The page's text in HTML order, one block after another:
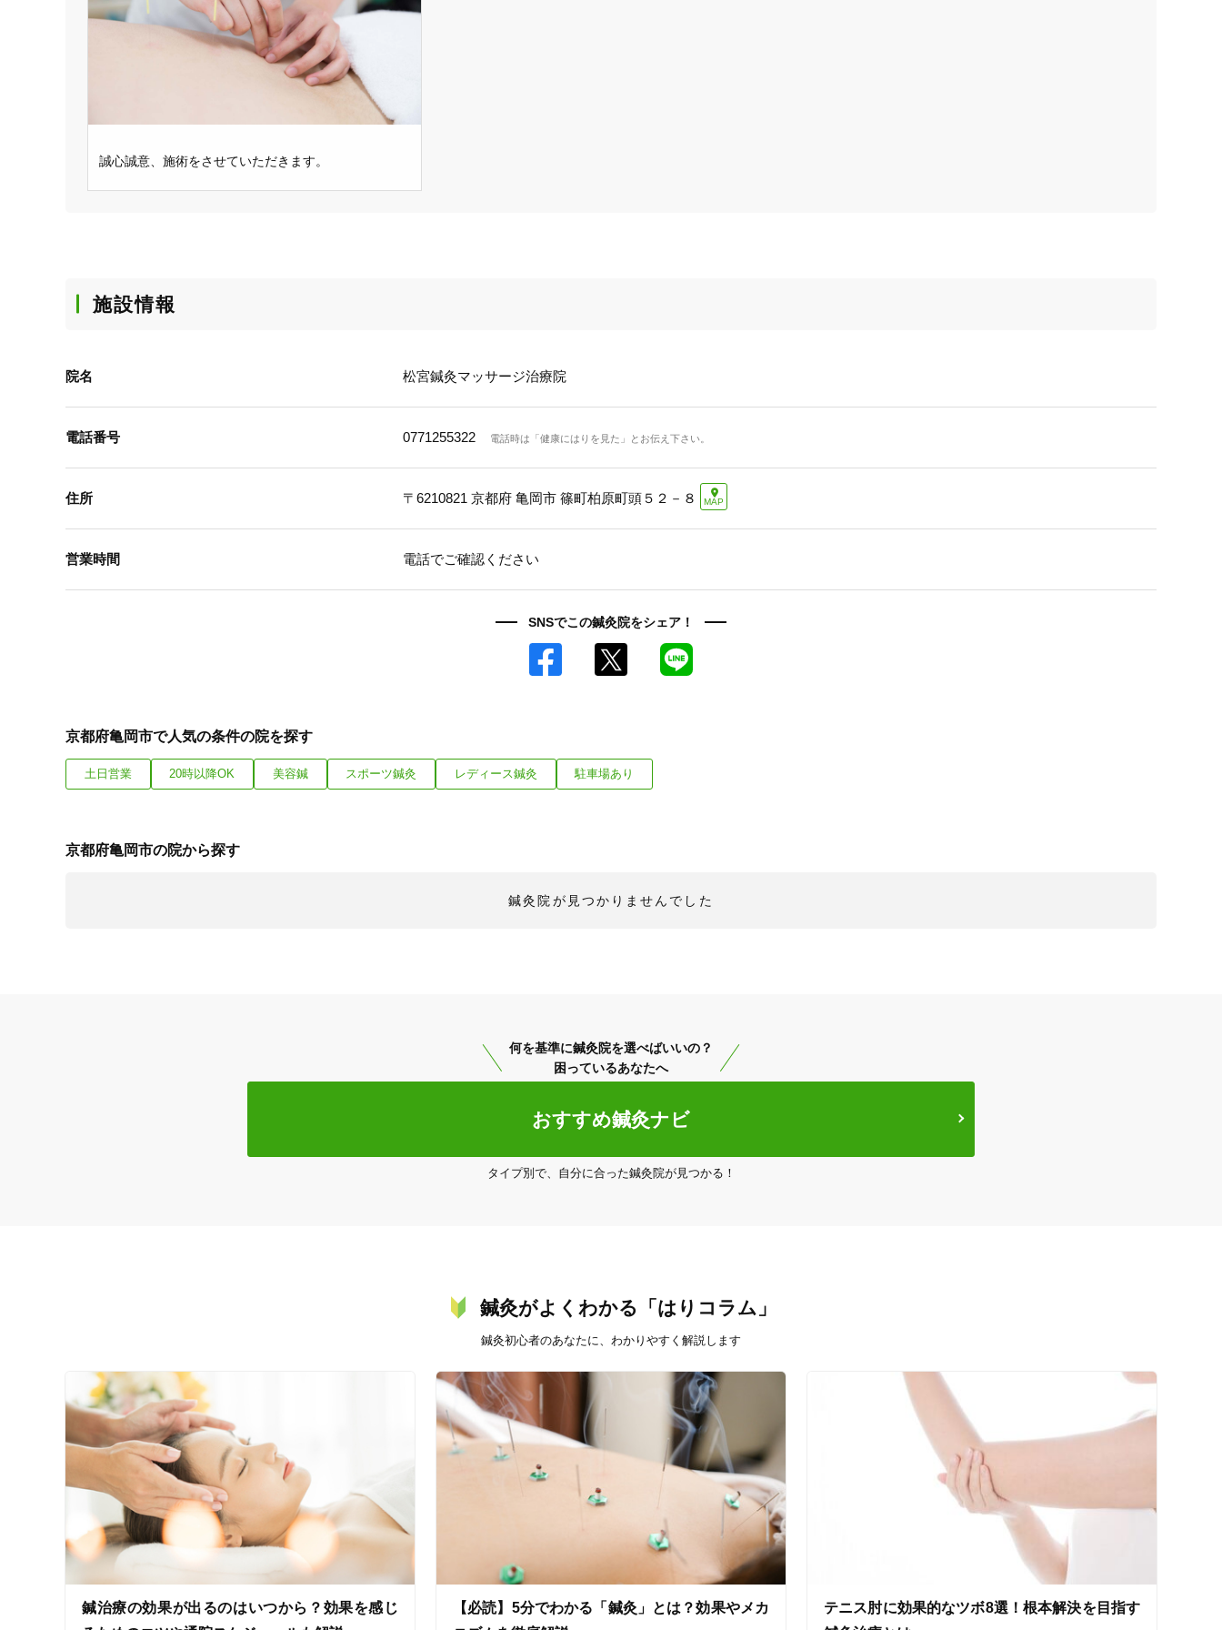
誠心誠意、施術をさせていただきます。
施設情報
院名 松宮鍼灸マッサージ治療院
電話番号 0771255322 電話時は「健康にはりを見た」とお伝え下さい。
住所 〒6210821 京都府 亀岡市 篠町柏原町頭５２－８ MAP
営業時間 電話でご確認ください
SNSでこの鍼灸院をシェア！
Facebook
0771255322
京都府亀岡市で人気の条件の院を探す
土日営業 20時以降OK 美容鍼 スポーツ鍼灸 レディース鍼灸 駐車場あり
京都府亀岡市の院から探す
鍼灸院が見つかりませんでした
何を基準に鍼灸院を選べばいいの？
困っているあなたへ
おすすめ鍼灸ナビ
タイプ別で、自分に合った鍼灸院が見つかる！
鍼灸がよくわかる「はりコラム」
鍼灸初心者のあなたに、わかりやすく解説します
鍼治療の効果が出るのはいつから？効果を感じ
【必読】5分でわかる「鍼灸」とは？効果やメカ
テニス肘に効果的なツボ8選！根本解決を目指す